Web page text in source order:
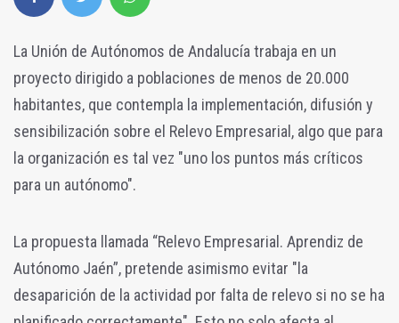
La Unión de Autónomos de Andalucía trabaja en un
proyecto dirigido a poblaciones de menos de 20.000
habitantes, que contempla la implementación, difusión y
sensibilización sobre el Relevo Empresarial, algo que para
la organización es tal vez "uno los puntos más críticos
para un autónomo".
La propuesta llamada “Relevo Empresarial. Aprendiz de
Autónomo Jaén”, pretende asimismo evitar "la
desaparición de la actividad por falta de relevo si no se ha